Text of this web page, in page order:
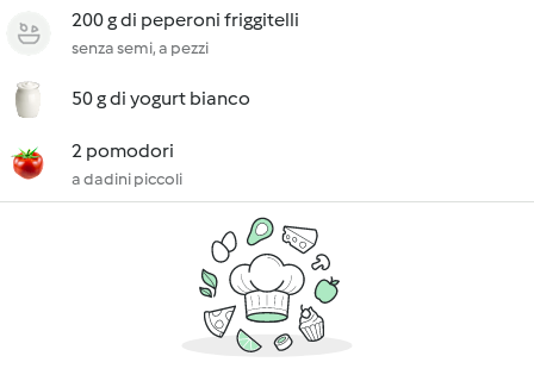
200 g di peperoni friggitelli
senza semi, a pezzi
50 g di yogurt bianco
2 pomodori
a dadini piccoli